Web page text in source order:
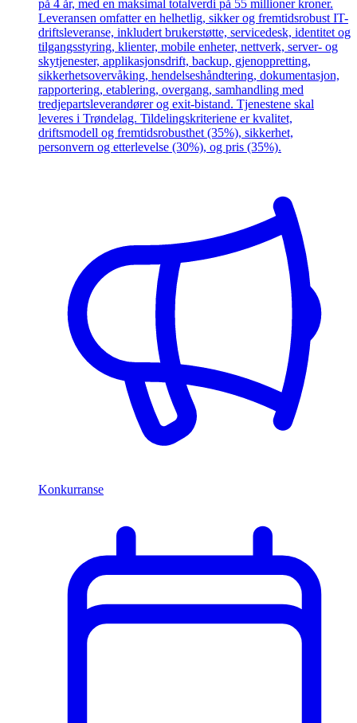
på 4 år, med en maksimal totalverdi på 55 millioner kroner.
Leveransen omfatter en helhetlig, sikker og fremtidsrobust IT-
driftsleveranse, inkludert brukerstøtte, servicedesk, identitet og
tilgangsstyring, klienter, mobile enheter, nettverk, server- og
skytjenester, applikasjonsdrift, backup, gjenoppretting,
sikkerhetsovervåking, hendelseshåndtering, dokumentasjon,
rapportering, etablering, overgang, samhandling med
tredjepartsleverandører og exit-bistand. Tjenestene skal
leveres i Trøndelag. Tildelingskriteriene er kvalitet,
driftsmodell og fremtidsrobusthet (35%), sikkerhet,
personvern og etterlevelse (30%), og pris (35%).
Konkurranse